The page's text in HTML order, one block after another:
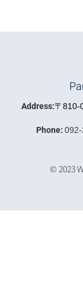
Address:〒810-
Phone:
© 2023